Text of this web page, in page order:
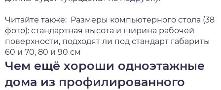
Читайте также: Размеры компьютерного стола (38
фото): стандартная высота и ширина рабочей
поверхности, подходят ли под стандарт габариты
60 и 70, 80 и 90 см
Чем ещё хороши одноэтажные
дома из профилированного